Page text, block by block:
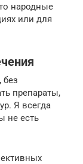
народные
или для
без
препараты,
Я всегда
не есть